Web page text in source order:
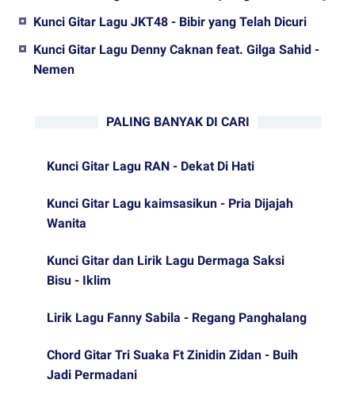
Kunci Gitar Lagu JKT48 - Bibir yang Telah Dicuri
Kunci Gitar Lagu Denny Caknan feat. Gilga Sahid -
Nemen
PALING BANYAK DI CARI
Kunci Gitar Lagu RAN - Dekat Di Hati
Kunci Gitar Lagu kaimsasikun - Pria Dijajah
Wanita
Kunci Gitar dan Lirik Lagu Dermaga Saksi
Bisu - Iklim
Lirik Lagu Fanny Sabila - Regang Panghalang
Chord Gitar Tri Suaka Ft Zinidin Zidan - Buih
Jadi Permadani